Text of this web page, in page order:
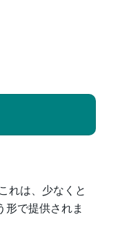
れは、少なくと
形で提供されま